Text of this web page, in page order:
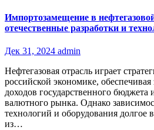
Импортозамещение в
отечественные разработки и
Дек 31, 2024 admin
Нефтегазовая отрасль играет
российской экономике, обеспечивая
доходов государственного бюджета
валютного рынка. Однако
технологий и оборудования долгое
из…